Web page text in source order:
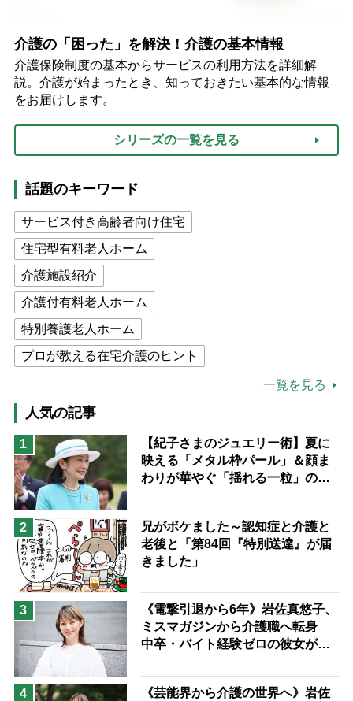
介護の「困った」を解決！介護の基本情報
介護保険制度の基本からサービスの利用方法を詳細解
説。介護が始まったとき、知っておきたい基本的な情報
をお届けします。
シリーズの一覧を見る
話題のキーワード
サービス付き高齢者向け住宅
住宅型有料老人ホーム
介護施設紹介
介護付有料老人ホーム
特別養護老人ホーム
プロが教える在宅介護のヒント
高木ブー
ケアマネジャー
猫が母になつきません
息子の遠距離介護サバイバル術
兄がボケました
予防法
一覧を見る
人気の記事
1
【紀子さまのジュエリー術】夏に
映える「メタル枠パール」＆顔ま
わりが華やぐ「揺れる一粒」の使
2
兄がボケました～認知症と介護と
老後と「第84回『特別送達』が届
きました」
3
《電撃引退から6年》岩佐真悠子、
ミスマガジンから介護職へ転身
中卒・バイト経験ゼロの彼女が見
ながら自分らしくいられる」
4
《芸能界から介護の世界へ》岩佐